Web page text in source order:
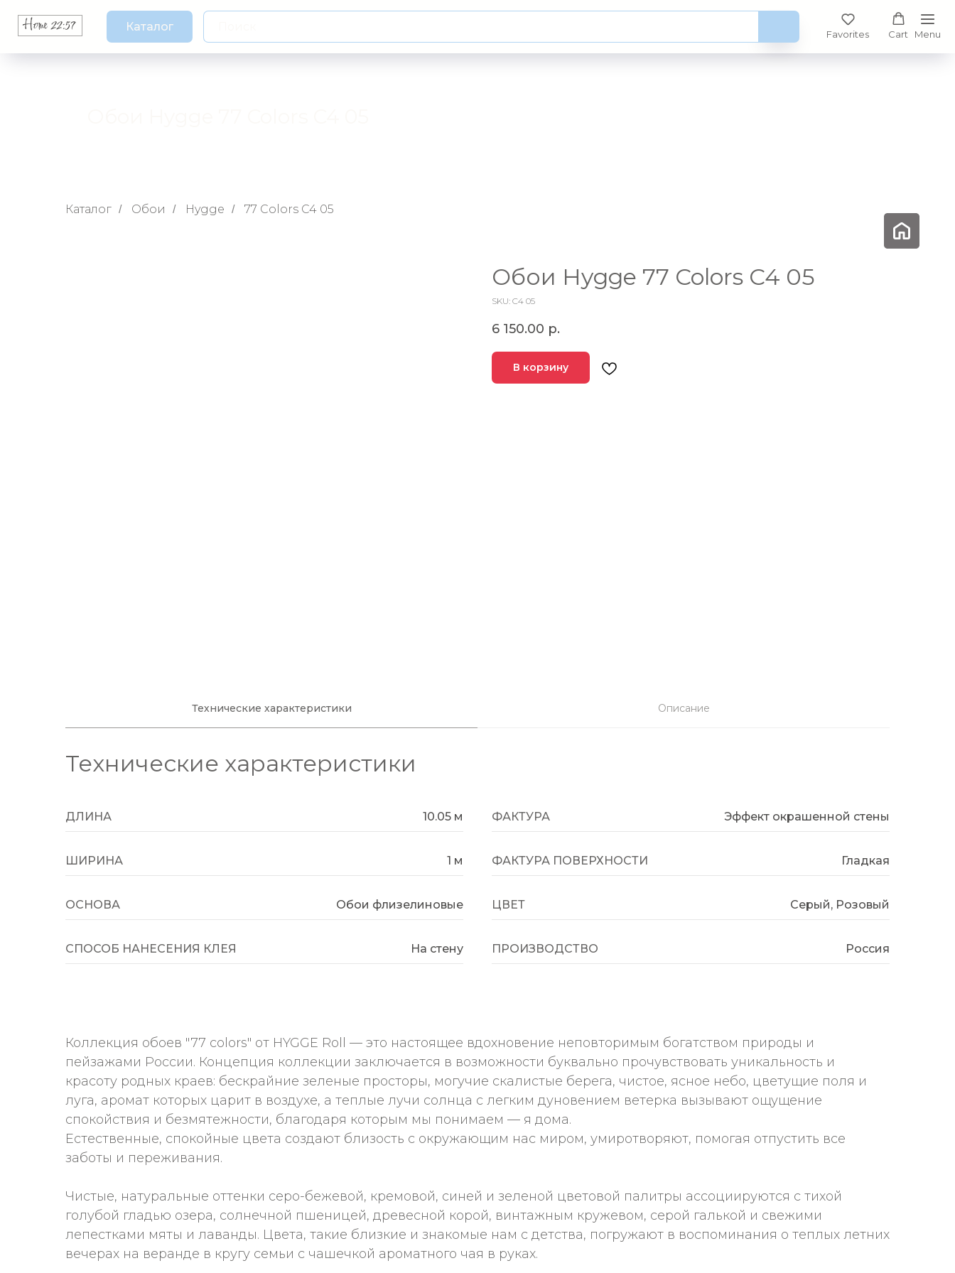
Каталог
Favorites Cart Menu
Каталог / Обои / Hygge / 77 Colors C4 05
Обои Hygge 77 Colors C4 05
SKU: C4 05
6 150.00 р.
В корзину
Технические характеристики Описание
Технические характеристики
ДЛИНА 10.05 м
ШИРИНА 1 м
ОСНОВА Обои флизелиновые
СПОСОБ НАНЕСЕНИЯ КЛЕЯ На стену
ФАКТУРА Эффект окрашенной стены
ФАКТУРА ПОВЕРХНОСТИ Гладкая
ЦВЕТ Серый, Розовый
ПРОИЗВОДСТВО Россия
Коллекция обоев "77 colors" от HYGGE Roll — это настоящее вдохновение неповторимым богатством природы и
пейзажами России. Концепция коллекции заключается в возможности буквально прочувствовать уникальность и
красоту родных краев: бескрайние зеленые просторы, могучие скалистые берега, чистое, ясное небо, цветущие поля и
луга, аромат которых царит в воздухе, а теплые лучи солнца с легким дуновением ветерка вызывают ощущение
спокойствия и безмятежности, благодаря которым мы понимаем — я дома.
Естественные, спокойные цвета создают близость с окружающим нас миром, умиротворяют, помогая отпустить все
заботы и переживания.
Чистые, натуральные оттенки серо-бежевой, кремовой, синей и зеленой цветовой палитры ассоциируются с тихой
голубой гладью озера, солнечной пшеницей, древесной корой, винтажным кружевом, серой галькой и свежими
лепестками мяты и лаванды. Цвета, такие близкие и знакомые нам с детства, погружают в воспоминания о теплых летних
вечерах на веранде в кругу семьи с чашечкой ароматного чая в руках.